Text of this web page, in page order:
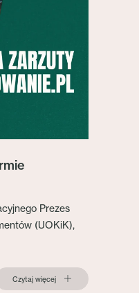
Prezes
(UOKiK),
Czytaj więcej